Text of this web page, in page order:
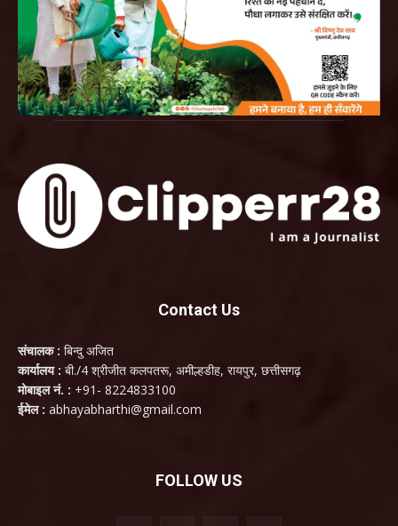
Contact Us
संचालक : बिन्दु अजित
कार्यालय : बी./4 श्रीजीत कलपतरू, अमील्हडीह, रायपुर, छत्तीसगढ़
मोबाइल नं. : +91- 8224833100
ईमेल : abhayabharthi@gmail.com
FOLLOW US